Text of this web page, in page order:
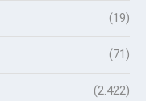
(19)
(71)
(2.422)